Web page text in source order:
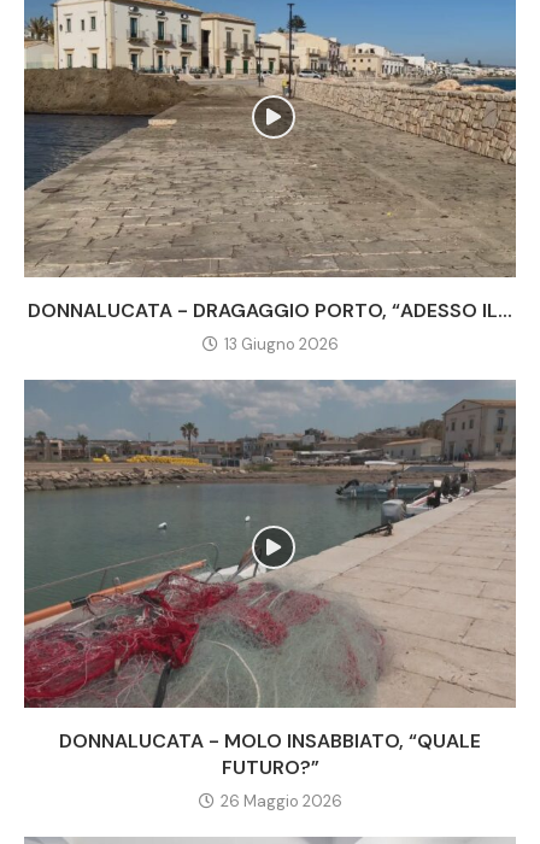
DONNALUCATA - DRAGAGGIO PORTO, “ADESSO IL...
13 Giugno 2026
DONNALUCATA - MOLO INSABBIATO, “QUALE
FUTURO?”
26 Maggio 2026